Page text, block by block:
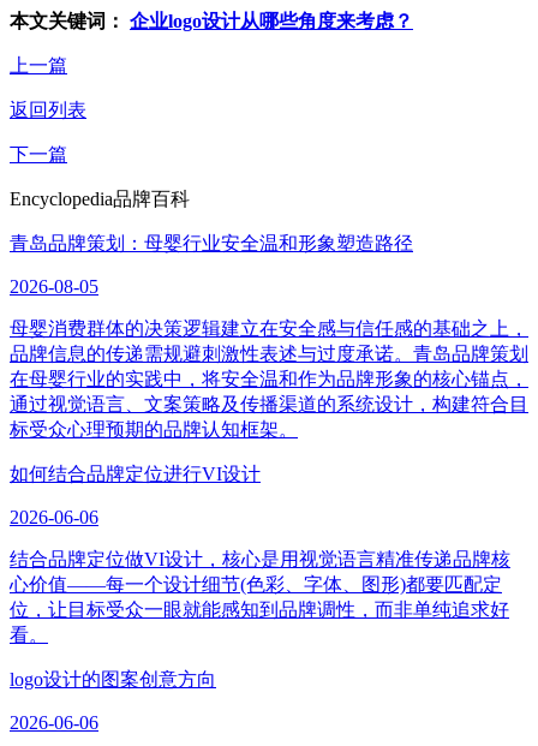
本文关键词： 企业logo设计从哪些角度来考虑？
上一篇
返回列表
下一篇
Encyclopedia品牌百科
青岛品牌策划：母婴行业安全温和形象塑造路径
2026-08-05
母婴消费群体的决策逻辑建立在安全感与信任感的基础之上，
品牌信息的传递需规避刺激性表述与过度承诺。青岛品牌策划
在母婴行业的实践中，将安全温和作为品牌形象的核心锚点，
通过视觉语言、文案策略及传播渠道的系统设计，构建符合目
标受众心理预期的品牌认知框架。
如何结合品牌定位进行VI设计
2026-06-06
结合品牌定位做VI设计，核心是用视觉语言精准传递品牌核
心价值——每一个设计细节(色彩、字体、图形)都要匹配定
位，让目标受众一眼就能感知到品牌调性，而非单纯追求好
看。
logo设计的图案创意方向
2026-06-06